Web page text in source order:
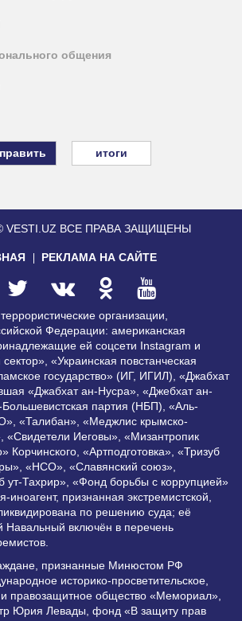
общения
итоги
VESTI.UZ ВСЕ ПРАВА ЗАЩИЩЕНЫ
РЕКЛАМА НА САЙТЕ
организации,
Федерации: американская
ей соцсети Instagram и
«Украинская повстанческая
государство» (ИГ, ИГИЛ), «Джабхат
«Джабхат ан-Нусра», «Джебхат ан-
партия (НБП), «Аль-
«Талибан», «Меджлис крымско-
«Свидетели Иеговы», «Мизантропик
Корчинского, «Артподготовка», «Тризуб
«НСО», «Славянский союз»,
ут-Тахрир», «Фонд борьбы с коррупцией»
иноагент, признанная экстремистской,
по решению суда; её
Навальный включён в перечень
признанные Минюстом РФ
историко-просветительское,
и правозащитное общество «Мемориал»,
Юрия Левады, фонд «В защиту прав